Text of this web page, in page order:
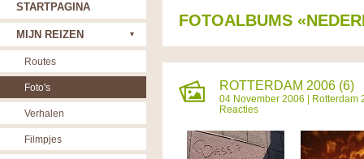
FOTOALBUMS
ROTTERDAM 2006 (6)
04 November 2006 | Rotterdam
Reacties
STARTPAGINA
MIJN REIZEN
Routes
Foto's
Verhalen
Filmpjes